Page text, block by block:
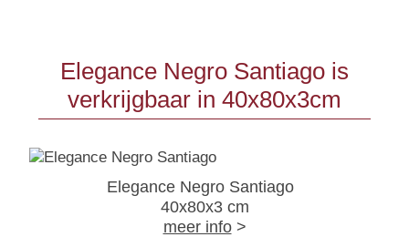
Elegance Negro Santiago is
verkrijgbaar in 40x80x3cm
Elegance Negro Santiago
40x80x3 cm
meer info>